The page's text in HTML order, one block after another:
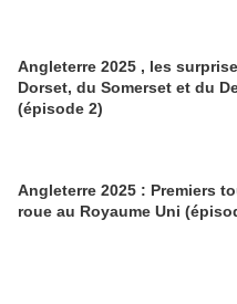
Angleterre 2025 , les surprises du
Dorset, du Somerset et du
(épisode 2)
Angleterre 2025 : Premiers
roue au Royaume